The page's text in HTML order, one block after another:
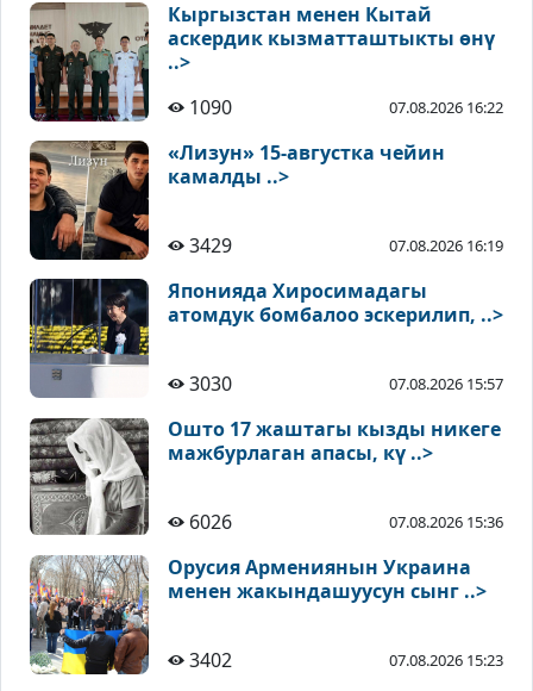
Кыргызстан менен Кытай
аскердик кызматташтыкты өнү
..>
1090
07.08.2026 16:22
«Лизун» 15-августка чейин
камалды ..>
3429 07.08.2026 16:19
Японияда Хиросимадагы
атомдук бомбалоо эскерилип, ..>
3030 07.08.2026 15:57
Ошто 17 жаштагы кызды никеге
мажбурлаган апасы, кү ..>
6026 07.08.2026 15:36
Орусия Армениянын Украина
менен жакындашуусун сынг ..>
3402 07.08.2026 15:23